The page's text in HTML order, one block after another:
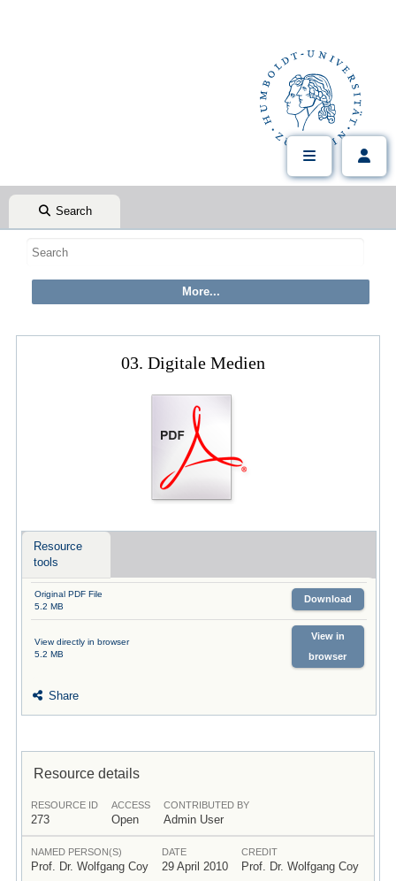
Search
03. Digitale Medien
Resource
tools
Original PDF File
5.2 MB
Download
View directly in browser
5.2 MB
View in
browser
Share
Resource details
RESOURCE ID
273
ACCESS
Open
CONTRIBUTED BY
Admin User
NAMED PERSON(S)
Prof. Dr. Wolfgang Coy
DATE
29 April 2010
CREDIT
Prof. Dr. Wolfgang Coy